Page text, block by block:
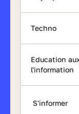
Techno
Education
l'information
S'informer